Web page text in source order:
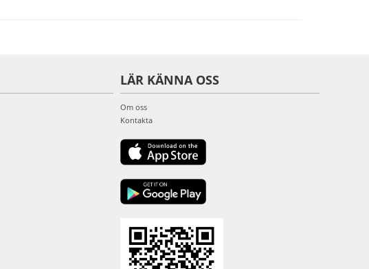
LÄR KÄNNA OSS
Om oss
Kontakta